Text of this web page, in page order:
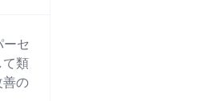
ーセ
て類
善の